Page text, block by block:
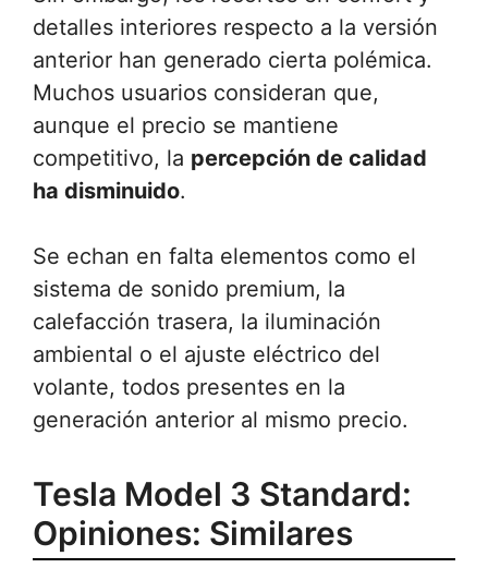
detalles interiores respecto a la versión
anterior han generado cierta polémica.
Muchos usuarios consideran que,
aunque el precio se mantiene
competitivo, la percepción de calidad
ha disminuido.
Se echan en falta elementos como el
sistema de sonido premium, la
calefacción trasera, la iluminación
ambiental o el ajuste eléctrico del
volante, todos presentes en la
generación anterior al mismo precio.
Tesla Model 3 Standard:
Opiniones: Similares